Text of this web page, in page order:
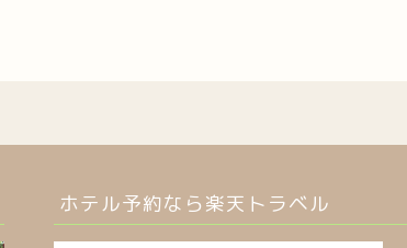
ホテル予約なら楽天トラベル